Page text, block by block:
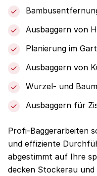
Ausbaggern von
Planierung im
Ausbaggern von
Wurzel- und
Ausbaggern für
Profi-Baggerarbeiten
und effiziente
abgestimmt auf Ihre
decken Stockerau